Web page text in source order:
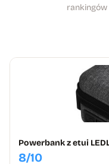
Powerbank z etui
8/10